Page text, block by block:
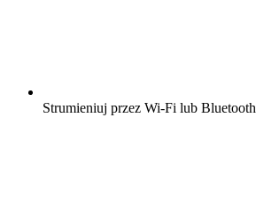
Strumieniuj przez Wi-Fi lub Bluetooth